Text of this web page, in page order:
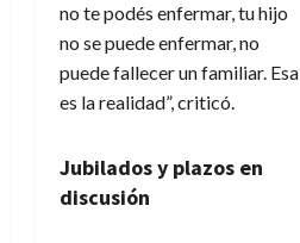
no te podés enfermar, tu hijo
no se puede enfermar, no
puede fallecer un familiar. Esa
es la realidad”, criticó.
Jubilados y plazos en
discusión